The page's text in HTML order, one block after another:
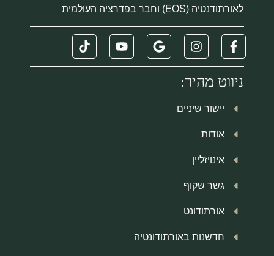
לאורתודנטיה (EOS) וחבר בפדרציה העולמית
ניווט מהיר:
יישור שיניים
אודות
אינויזליין
גשר שקוף
אורתודונט
חדשנות באורתודונטיה